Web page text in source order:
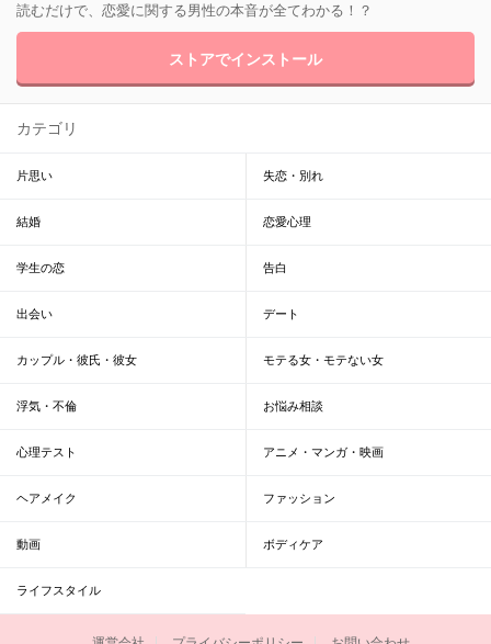
読むだけで、恋愛に関する男性の本音が全てわかる！？
ストアでインストール
カテゴリ
片思い 失恋・別れ
結婚 恋愛心理
学生の恋 告白
出会い デート
カップル・彼氏・彼女 モテる女・モテない女
浮気・不倫 お悩み相談
心理テスト アニメ・マンガ・映画
ヘアメイク ファッション
動画 ボディケア
ライフスタイル